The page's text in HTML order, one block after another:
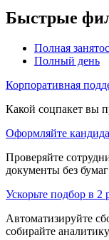
Быстрые
Полная
Полный день
Корпоративная
Какой соцпакет вы
Оформляйте
Проверяйте
документы без
Ускорьте подбор в 2
Автоматизируйте
собирайте